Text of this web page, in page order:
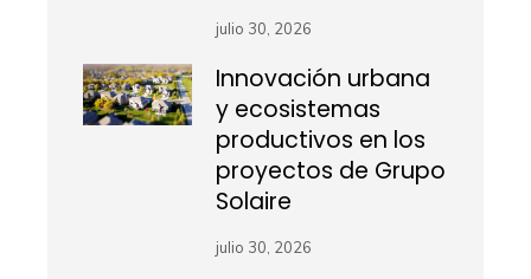
julio 30, 2026
Innovación urbana
y ecosistemas
productivos en los
proyectos de Grupo
Solaire
julio 30, 2026